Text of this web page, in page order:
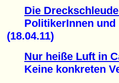
Die
PolitikerInnen und
(18.04.11)
Nur heiße Luft in
Keine konkreten